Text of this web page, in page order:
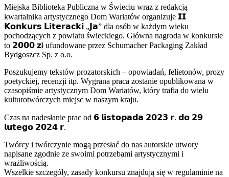
Miejska Biblioteka Publiczna w Świeciu wraz z redakcją
kwartalnika artystycznego Dom Wariatów organizuje 𝗜𝗜
𝗞𝗼𝗻𝗸𝘂𝗿𝘀 𝗟𝗶𝘁𝗲𝗿𝗮𝗰𝗸𝗶 „𝗝𝗮” dla osób w każdym wieku
pochodzących z powiatu świeckiego. Główna nagroda w konkursie
to 𝟮𝟬𝟬𝟬 𝘇ł ufundowane przez Schumacher Packaging Zakład
Bydgoszcz Sp. z o.o.
Poszukujemy tekstów prozatorskich – opowiadań, felietonów, prozy
poetyckiej, recenzji itp. Wygrana praca zostanie opublikowana w
czasopiśmie artystycznym Dom Wariatów, który trafia do wielu
kulturotwórczych miejsc w naszym kraju.
Czas na nadesłanie prac od 𝟲 𝗹𝗶𝘀𝘁𝗼𝗽𝗮𝗱𝗮 𝟮𝟬𝟮𝟯 𝗿. 𝗱𝗼 𝟮𝟵
𝗹𝘂𝘁𝗲𝗴𝗼 𝟮𝟬𝟮𝟰 𝗿.
Twórcy i twórczynie mogą przesłać do nas autorskie utwory
napisane zgodnie ze swoimi potrzebami artystycznymi i
wrażliwością.
Wszelkie szczegóły, zasady konkursu znajdują się w regulaminie na